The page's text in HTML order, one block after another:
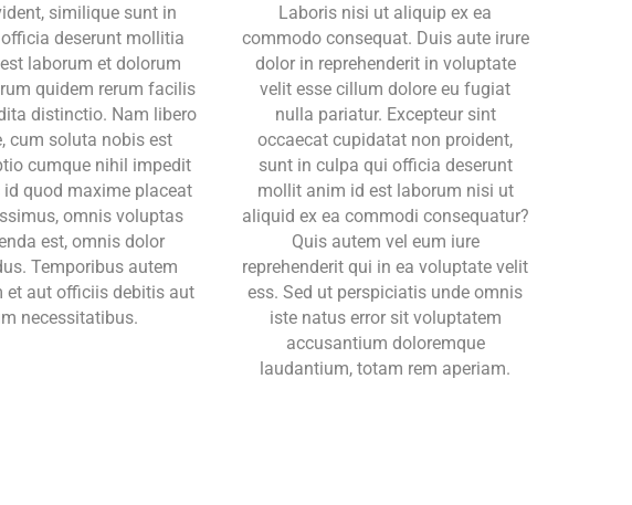
similique sunt in
deserunt mollitia
laborum et dolorum
quidem rerum facilis
distinctio. Nam libero
cum soluta nobis est
cumque nihil impedit
quod maxime placeat
omnis voluptas
est, omnis dolor
Temporibus autem
et aut officiis debitis aut
necessitatibus.
Laboris nisi ut aliquip ex ea
commodo consequat. Duis aute irure
dolor in reprehenderit in voluptate
velit esse cillum dolore eu fugiat
nulla pariatur. Excepteur sint
occaecat cupidatat non proident,
sunt in culpa qui officia deserunt
mollit anim id est laborum nisi ut
aliquid ex ea commodi consequatur?
Quis autem vel eum iure
reprehenderit qui in ea voluptate velit
ess. Sed ut perspiciatis unde omnis
iste natus error sit voluptatem
accusantium doloremque
laudantium, totam rem aperiam.